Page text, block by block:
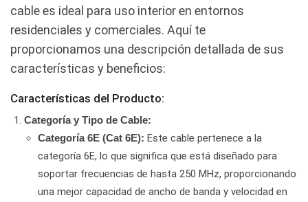
cable es ideal para uso interior en entornos
residenciales y comerciales. Aquí te
proporcionamos una descripción detallada de sus
características y beneficios:
Características del Producto:
Categoría y Tipo de Cable:
Categoría 6E (Cat 6E): Este cable pertenece a la
categoría 6E, lo que significa que está diseñado para
soportar frecuencias de hasta 250 MHz, proporcionando
una mejor capacidad de ancho de banda y velocidad en